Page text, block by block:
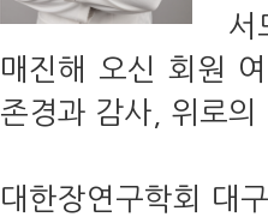
서
매진해 오신 회원
존경과 감사, 위로
대한장연구학회 대